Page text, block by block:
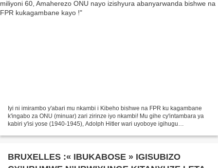
Iyi ni imirambo y'abari mu nkambi i Kibeho bishwe na FPR ku kagambane
k'ingabo za ONU (minuar) zari zirinze iyo nkambi! Mu gihe cy'intambara ya
kabiri y'isi yose (1940-1945), Adolph Hitler wari uyoboye igihugu
BRUXELLES :« IBUKABOSE » IGISUBIZO